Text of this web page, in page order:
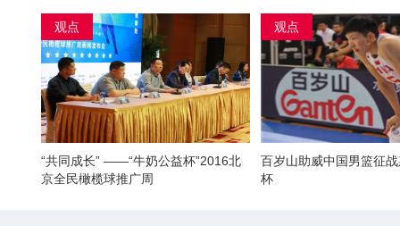
观点
“共同成长” ——“牛奶公益杯”2016北
京全民橄榄球推广周
观点
百岁山助威中国男篮征
杯